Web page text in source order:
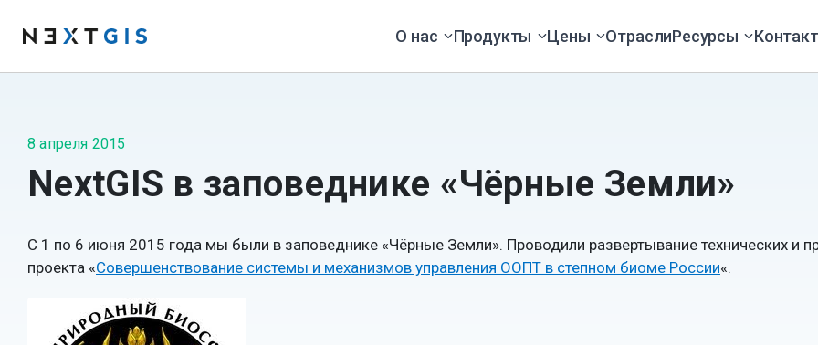
О нас Продукты Цены ОтраслиРесурсы
8 апреля 2015
NextGIS в заповеднике «Чёрные Земли»
С 1 по 6 июня 2015 года мы были в заповеднике «Чёрные Земли». Проводили развертывание технических и
проекта «Совершенствование системы и механизмов управления ООПТ в степном биоме России«.